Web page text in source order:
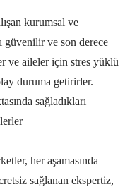
kurumsal ve
güvenilir ve son derece
ve aileler için stres yüklü
duruma getirirler.
sağladıkları
her aşamasında
sağlanan ekspertiz,